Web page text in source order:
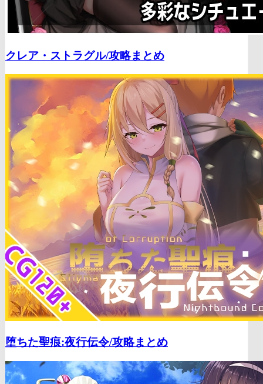
クレア・ストラグル/攻略まとめ
堕ちた聖痕:夜行伝令/攻略まとめ